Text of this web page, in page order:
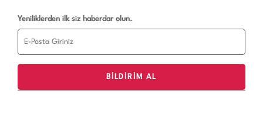
Yeniliklerden ilk siz haberdar olun.